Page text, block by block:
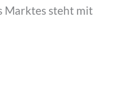
Marktes steht mit